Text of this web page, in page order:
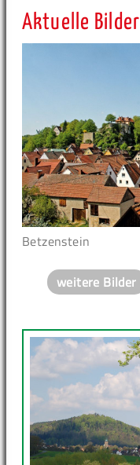
Aktuelle Bilder
Betzenstein
weitere Bilder